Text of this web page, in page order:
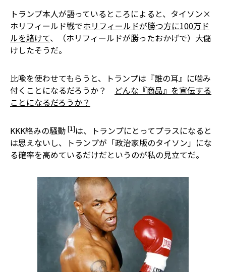
トランプ本人が語っているところによると、タイソン×
ホリフィールド戦でホリフィールドが勝つ方に100万ド
ルを賭けて、（ホリフィールドが勝ったおかげで）大儲
けしたそうだ。
比喩を使わせてもらうと、トランプは『誰の耳』に噛み
付くことになるだろうか？
どんな『商品』を宣伝する
ことになるだろうか？
KKK絡みの騒動 [1]は、トランプにとってプラスになると
は思えないし、トランプが「政治家版のタイソン」にな
る確率を高めているだけだというのが私の見立てだ。